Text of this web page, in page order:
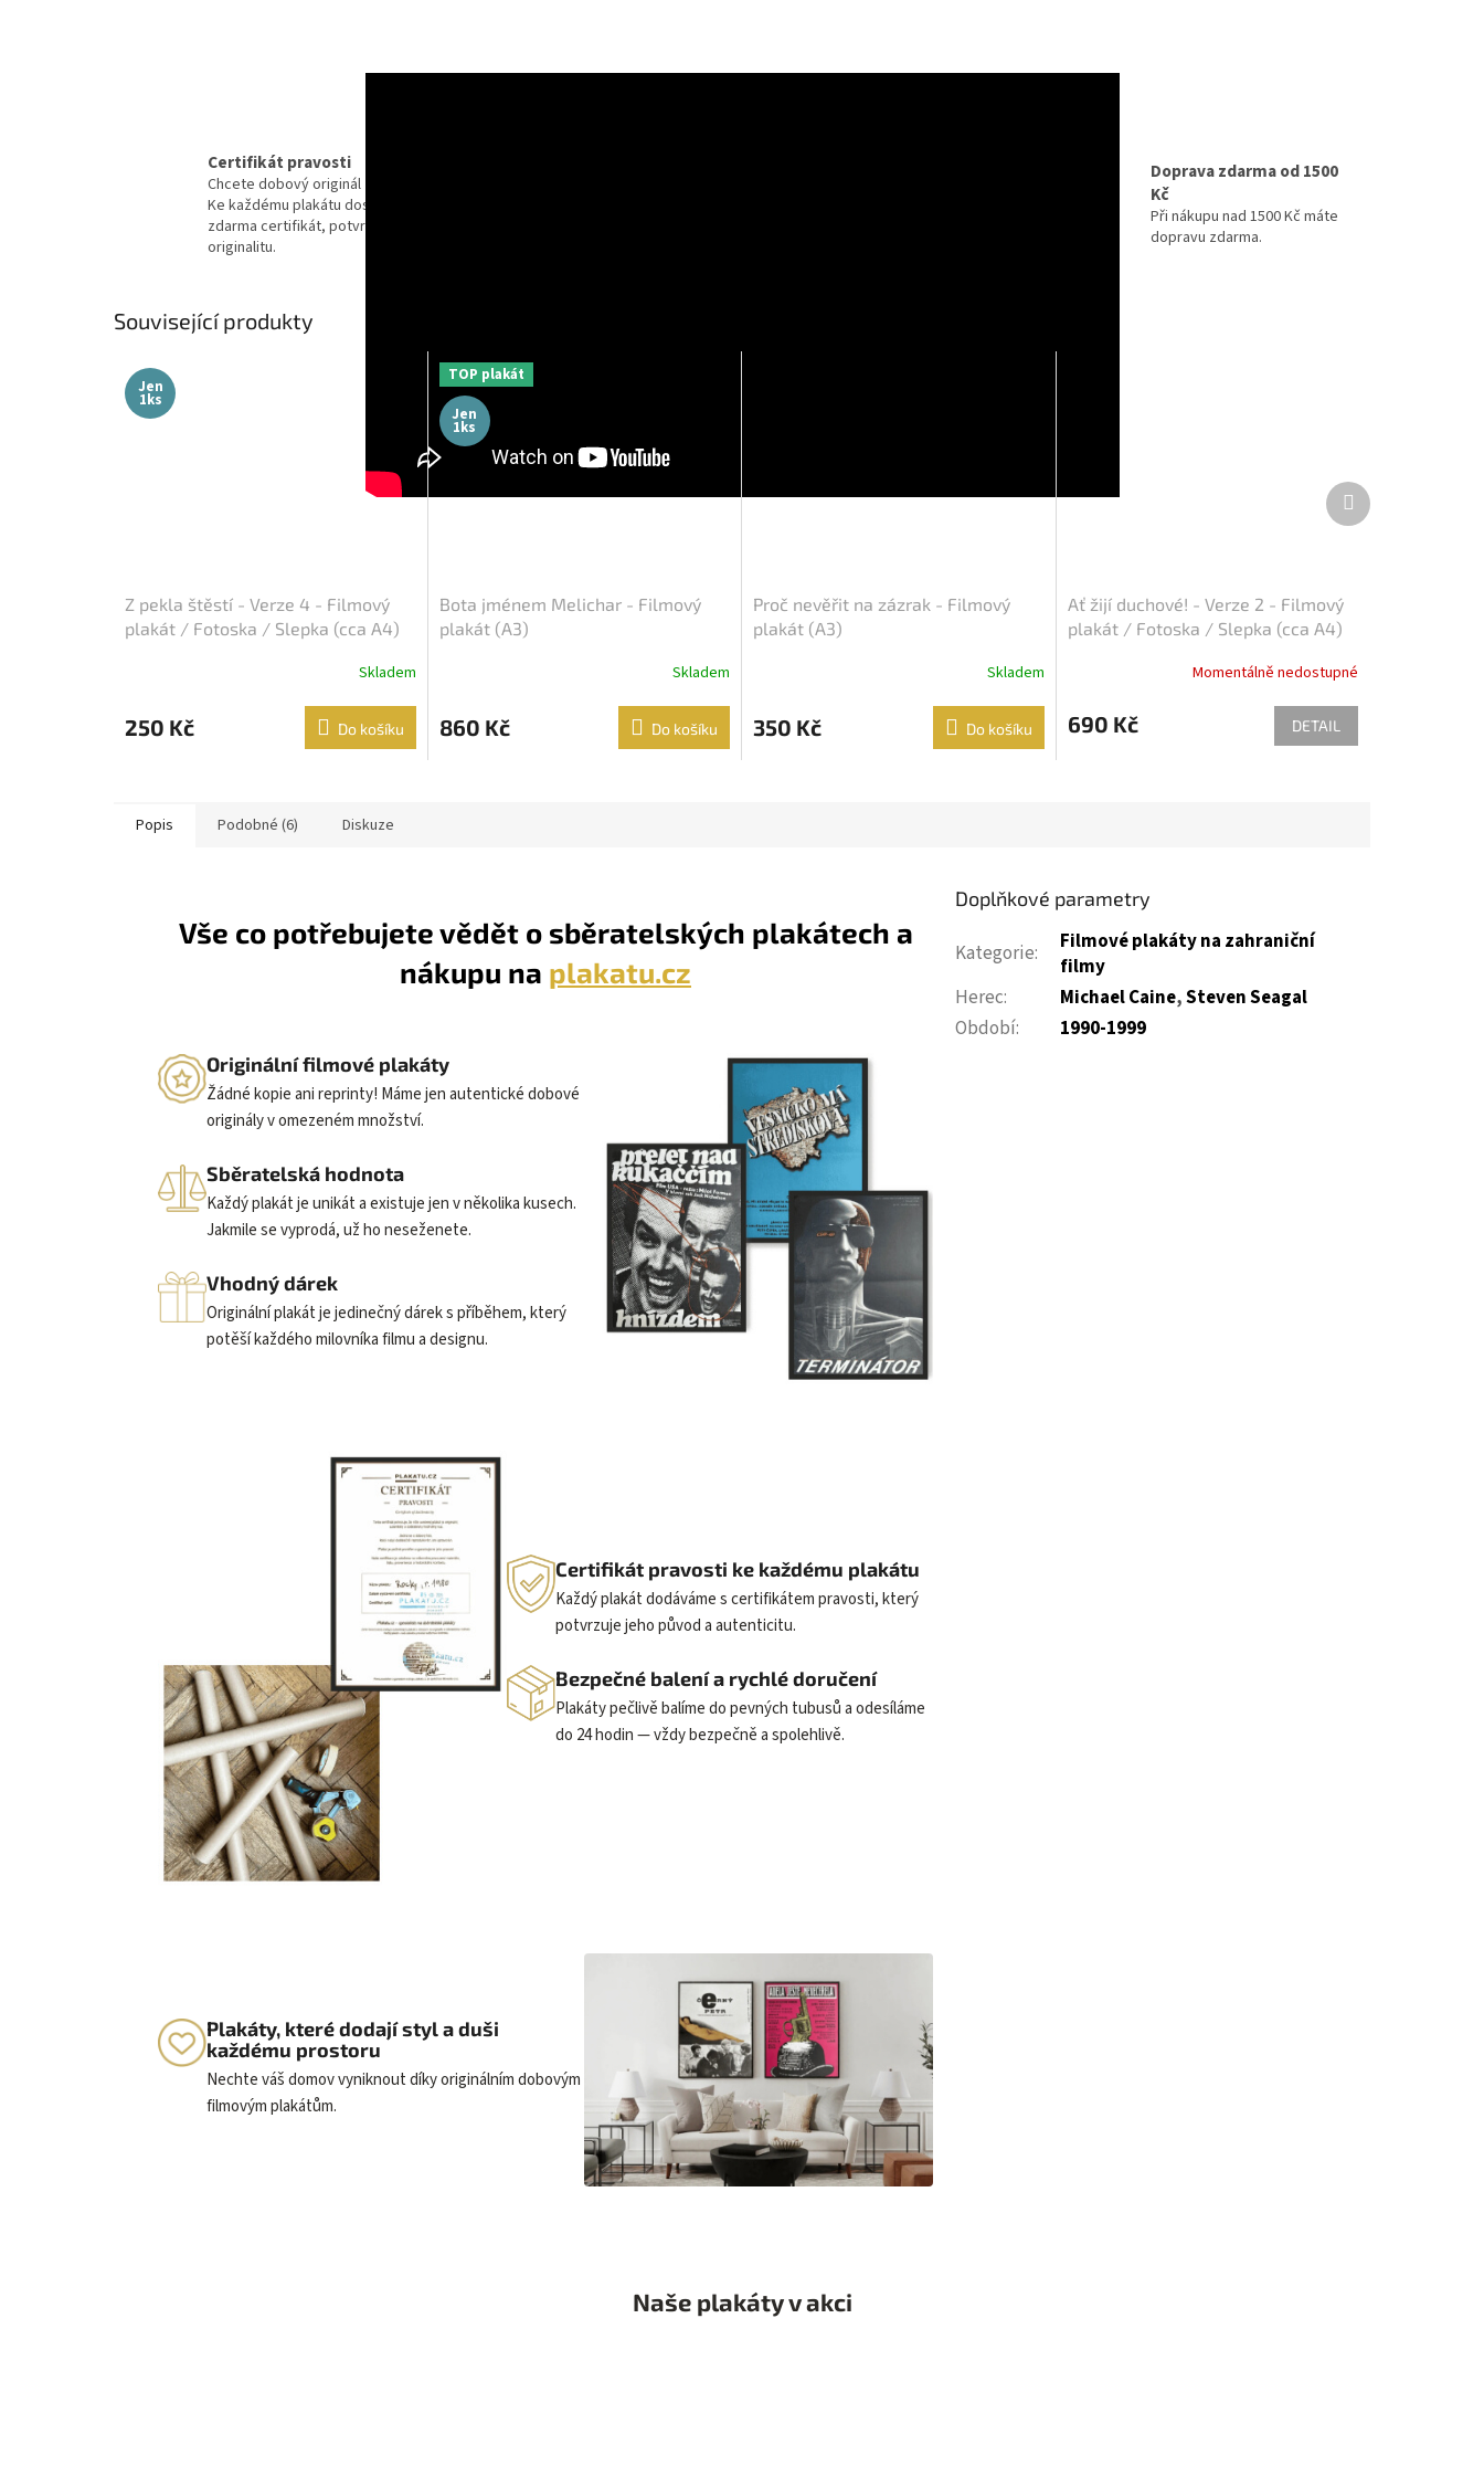
Certifikát pravosti
Chcete dobový originál z kina?
Ke každému plakátu dostanete
zdarma certifikát, potvrzující
originalitu.
Doprava zdarma od 1500
Kč
Při nákupu nad 1500 Kč máte
dopravu zdarma.
Související produkty
Jen
1ks
Z pekla štěstí - Verze 4 - Filmový
plakát / Fotoska / Slepka (cca A4)
Skladem
250 Kč Do košíku
TOP plakát
Jen
1ks
Bota jménem Melichar - Filmový
plakát (A3)
Skladem
860 Kč Do košíku
Proč nevěřit na zázrak - Filmový
plakát (A3)
Skladem
350 Kč Do košíku
Ať žijí duchové! - Verze 2 - Filmový
plakát / Fotoska / Slepka (cca A4)
Momentálně nedostupné
690 Kč DETAIL
Další
produkt
Popis Podobné (6) Diskuze
Vše co potřebujete vědět o sběratelských plakátech a
nákupu na plakatu.cz
Originální filmové plakáty
Žádné kopie ani reprinty! Máme jen autentické dobové
originály v omezeném množství.
Sběratelská hodnota
Každý plakát je unikát a existuje jen v několika kusech.
Jakmile se vyprodá, už ho neseženete.
Vhodný dárek
Originální plakát je jedinečný dárek s příběhem, který
potěší každého milovníka filmu a designu.
Certifikát pravosti ke každému plakátu
Každý plakát dodáváme s certifikátem pravosti, který
potvrzuje jeho původ a autenticitu.
Bezpečné balení a rychlé doručení
Plakáty pečlivě balíme do pevných tubusů a odesíláme
do 24 hodin — vždy bezpečně a spolehlivě.
Plakáty, které dodají styl a duši
každému prostoru
Nechte váš domov vyniknout díky originálním dobovým
filmovým plakátům.
Doplňkové parametry
Kategorie:
Filmové plakáty na zahraniční
filmy
Herec: Michael Caine,Steven Seagal
Období: 1990-1999
Naše plakáty v akci